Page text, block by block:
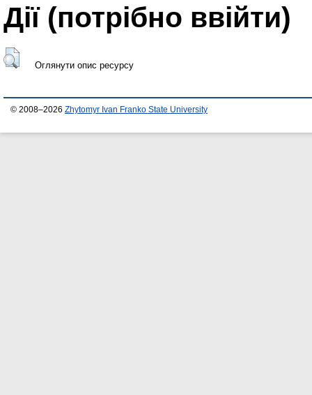
Дії ​​(потрібно ввійти)
Оглянути опис ресурсу
© 2008–2026 Zhytomyr Ivan Franko State University